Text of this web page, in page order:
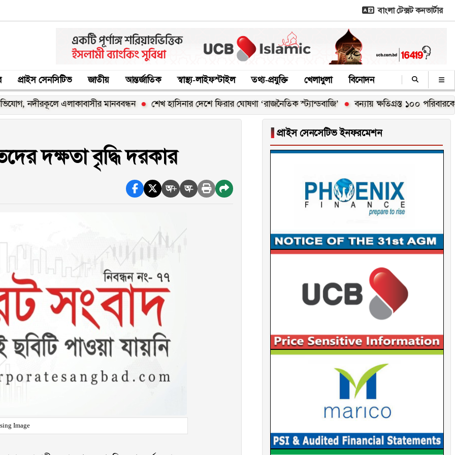
বাংলা টেক্সট কনভার্টার
প্রাইস সেনসিটিভ জাতীয় আন্তর্জাতিক স্বাস্থ্য-লাইফস্টাইল তথ্য-প্রযুক্তি খেলাধুলা বিনোদন
এলাকাবাসীর মানববন্ধন শেখ হাসিনার দেশে ফিরার ঘোষণা ‘রাজনৈতিক স্ট্যান্ডবাজি’ বন্যায় ক্ষতিগ্রস্ত ১০০ পরিবারকে নতুন ঘর
দক্ষতা বৃদ্ধি দরকার
অ+ অ-
Image
▐ প্রাইস সেনসেটিভ ইনফরমেশন